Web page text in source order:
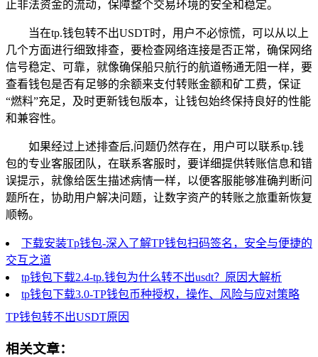
止非法资金的流动，保障整个交易环境的安全和稳定。
当在tp.钱包转不出USDT时，用户不必惊慌，可以从以上
几个方面进行细致排查，要检查网络连接是否正常，确保网络
信号稳定、可靠，就像确保船只航行的航道畅通无阻一样，要
查看钱包是否有足够的余额来支付转账金额和矿工费，保证
“燃料”充足，及时更新钱包版本，让钱包始终保持良好的性能
和兼容性。
如果经过上述排查后,问题仍然存在，用户可以联系tp.钱
包的专业客服团队，在联系客服时，要详细提供转账信息和错
误提示，就像给医生描述病情一样，以便客服能够准确判断问
题所在，协助用户解决问题，让数字资产的转账之旅重新恢复
顺畅。
下载安装Tp钱包-深入了解TP钱包扫码签名，安全与便捷的
交互之道
tp钱包下载2.4-tp.钱包为什么转不出usdt？原因大解析
tp钱包下载3.0-TP钱包币种授权，操作、风险与应对策略
TP钱包转不出USDT原因
相关文章：